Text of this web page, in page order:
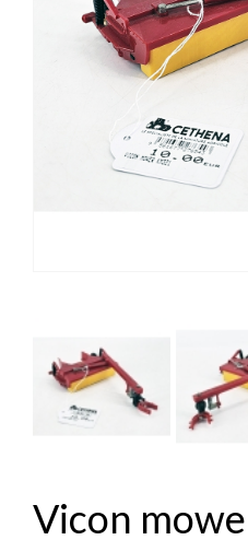
Vicon